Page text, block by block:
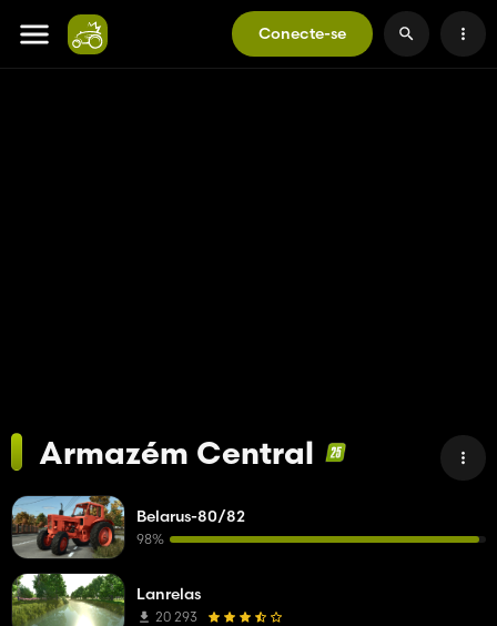
Conecte-se
Armazém Central
Belarus-80/82
98%
Lanrelas
20 293